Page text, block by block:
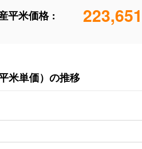
平米価格 : 223,651
米単価）の推移